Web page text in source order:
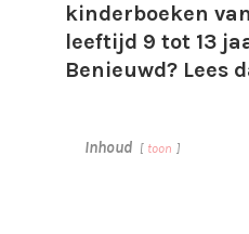
kinderboeken
leeftijd 9 tot 13
Benieuwd? Lees
Inhoud toon